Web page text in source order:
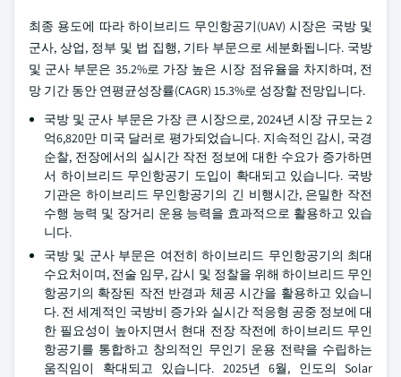
최종 용도에 따라 하이브리드 무인항공기(UAV) 시장은 국방 및
군사, 상업, 정부 및 법 집행, 기타 부문으로 세분화됩니다. 국방
및 군사 부문은 35.2%로 가장 높은 시장 점유율을 차지하며, 전
망 기간 동안 연평균성장률(CAGR) 15.3%로 성장할 전망입니다.
국방 및 군사 부문은 가장 큰 시장으로, 2024년 시장 규모는 2
억6,820만 미국 달러로 평가되었습니다. 지속적인 감시, 국경
순찰, 전장에서의 실시간 작전 정보에 대한 수요가 증가하면
서 하이브리드 무인항공기 도입이 확대되고 있습니다. 국방
기관은 하이브리드 무인항공기의 긴 비행시간, 은밀한 작전
수행 능력 및 장거리 운용 능력을 효과적으로 활용하고 있습
니다.
국방 및 군사 부문은 여전히 하이브리드 무인항공기의 최대
수요처이며, 전술 임무, 감시 및 정찰을 위해 하이브리드 무인
항공기의 확장된 작전 반경과 체공 시간을 활용하고 있습니
다. 전 세계적인 국방비 증가와 실시간 적응형 공중 정보에 대
한 필요성이 높아지면서 현대 전장 작전에 하이브리드 무인
항공기를 통합하고 창의적인 무인기 운용 전략을 수립하는
움직임이 확대되고 있습니다. 2025년 6월, 인도의 Solar